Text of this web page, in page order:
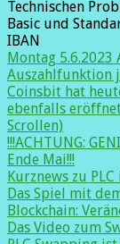
Technischen
Basic und
IBAN
Montag
Auszahlfunktion
Coinsbit hat
ebenfalls
Scrollen)
!!!ACHTUNG:
Ende Mai!!!
Kurznews zu
Das Spiel mit
Blockchain:
Das Video zum